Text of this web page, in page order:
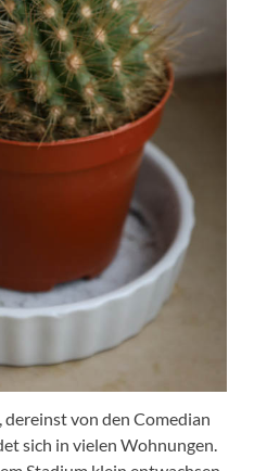
von den Comedian
sich in vielen Wohnungen.